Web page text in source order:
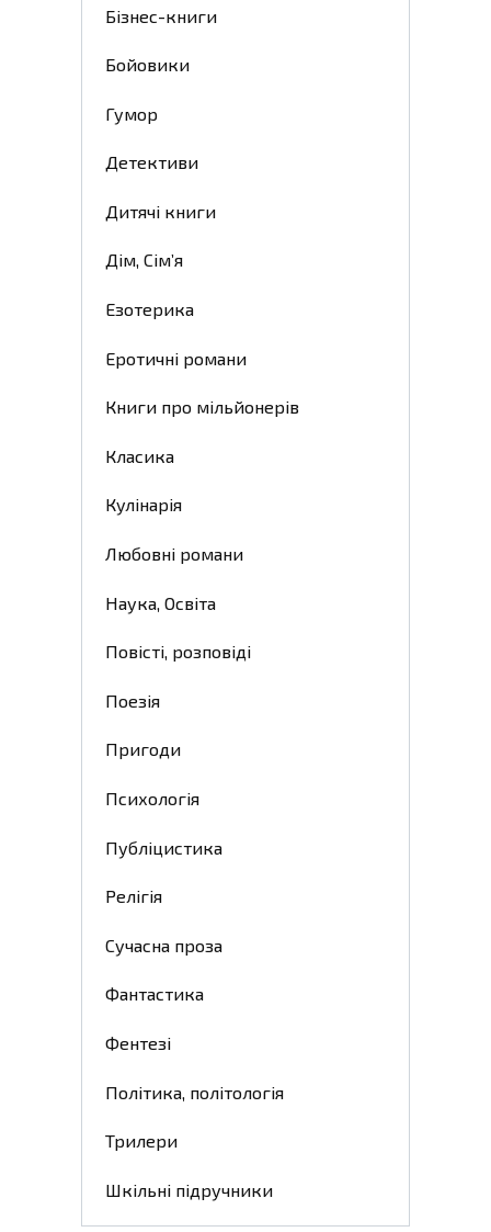
Бізнес-книги
Бойовики
Гумор
Детективи
Дитячі книги
Дім, Сім’я
Езотерика
Еротичні романи
Книги про мільйонерів
Класика
Кулінарія
Любовні романи
Наука, Освіта
Повісті, розповіді
Поезія
Пригоди
Психологія
Публіцистика
Релігія
Сучасна проза
Фантастика
Фентезі
Політика, політологія
Трилери
Шкільні підручники